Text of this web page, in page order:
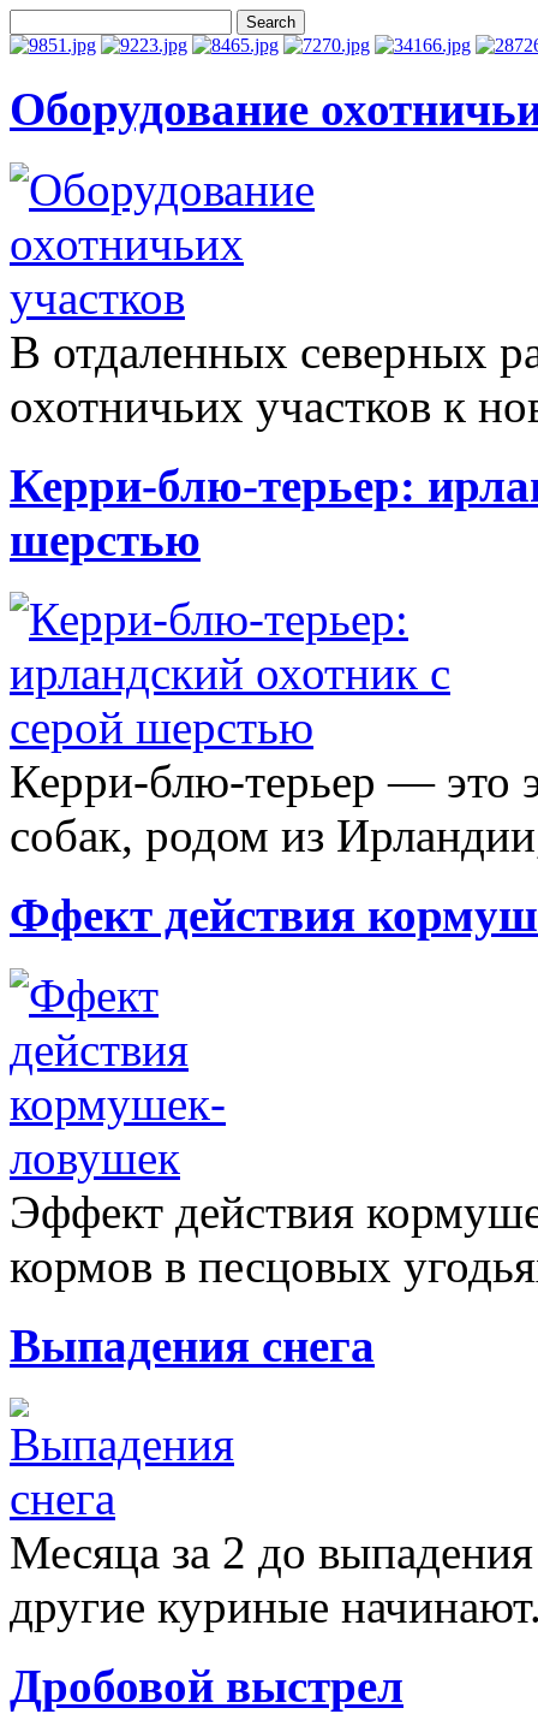
Оборудование
В отдаленных северных
охотничьих участков к
Керри-блю-терьер:
шерстью
Керри-блю-терьер — это
собак, родом из
Ффект действия
Эффект действия
кормов в песцовых
Выпадения снега
Месяца за 2 до выпадения
другие куриные
Дробовой выстрел